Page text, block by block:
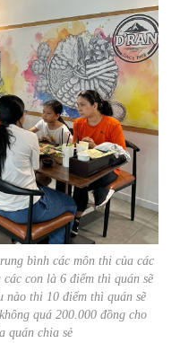
bình các môn thi của các
con là 6 điểm thì quán sẽ
nào thi 10 điểm thì quán sẽ
quá 200.000 đồng cho
quán chia sẻ